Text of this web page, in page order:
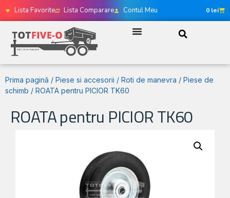
Lista Favorite Lista Comparare Contul Meu 0 lei
Prima pagină / Piese si accesorii / Roti de manevra / Piese de
schimb / ROATA pentru PICIOR TK60
ROATA pentru PICIOR TK60